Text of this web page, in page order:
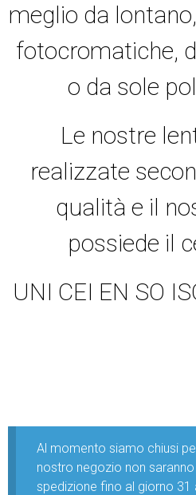
meglio da
fotocromatiche,
o da sole
Le nostre
realizzate
qualità e il
possiede il
UNI CEI EN SO
Al momento siamo chiusi
nostro negozio non
spedizione fino al giorno 31